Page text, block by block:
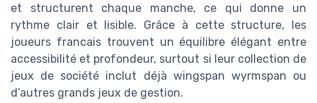
et structurent chaque manche, ce qui donne un
rythme clair et lisible. Grâce à cette structure, les
joueurs francais trouvent un équilibre élégant entre
accessibilité et profondeur, surtout si leur collection de
jeux de société inclut déjà wingspan wyrmspan ou
d’autres grands jeux de gestion.